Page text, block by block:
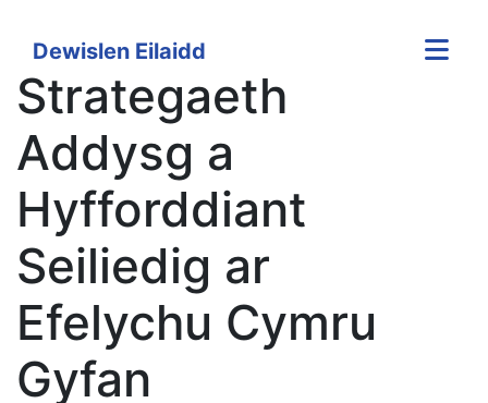
Dewislen Eilaidd
Strategaeth
Addysg a
Hyfforddiant
Seiliedig ar
Efelychu Cymru
Gyfan